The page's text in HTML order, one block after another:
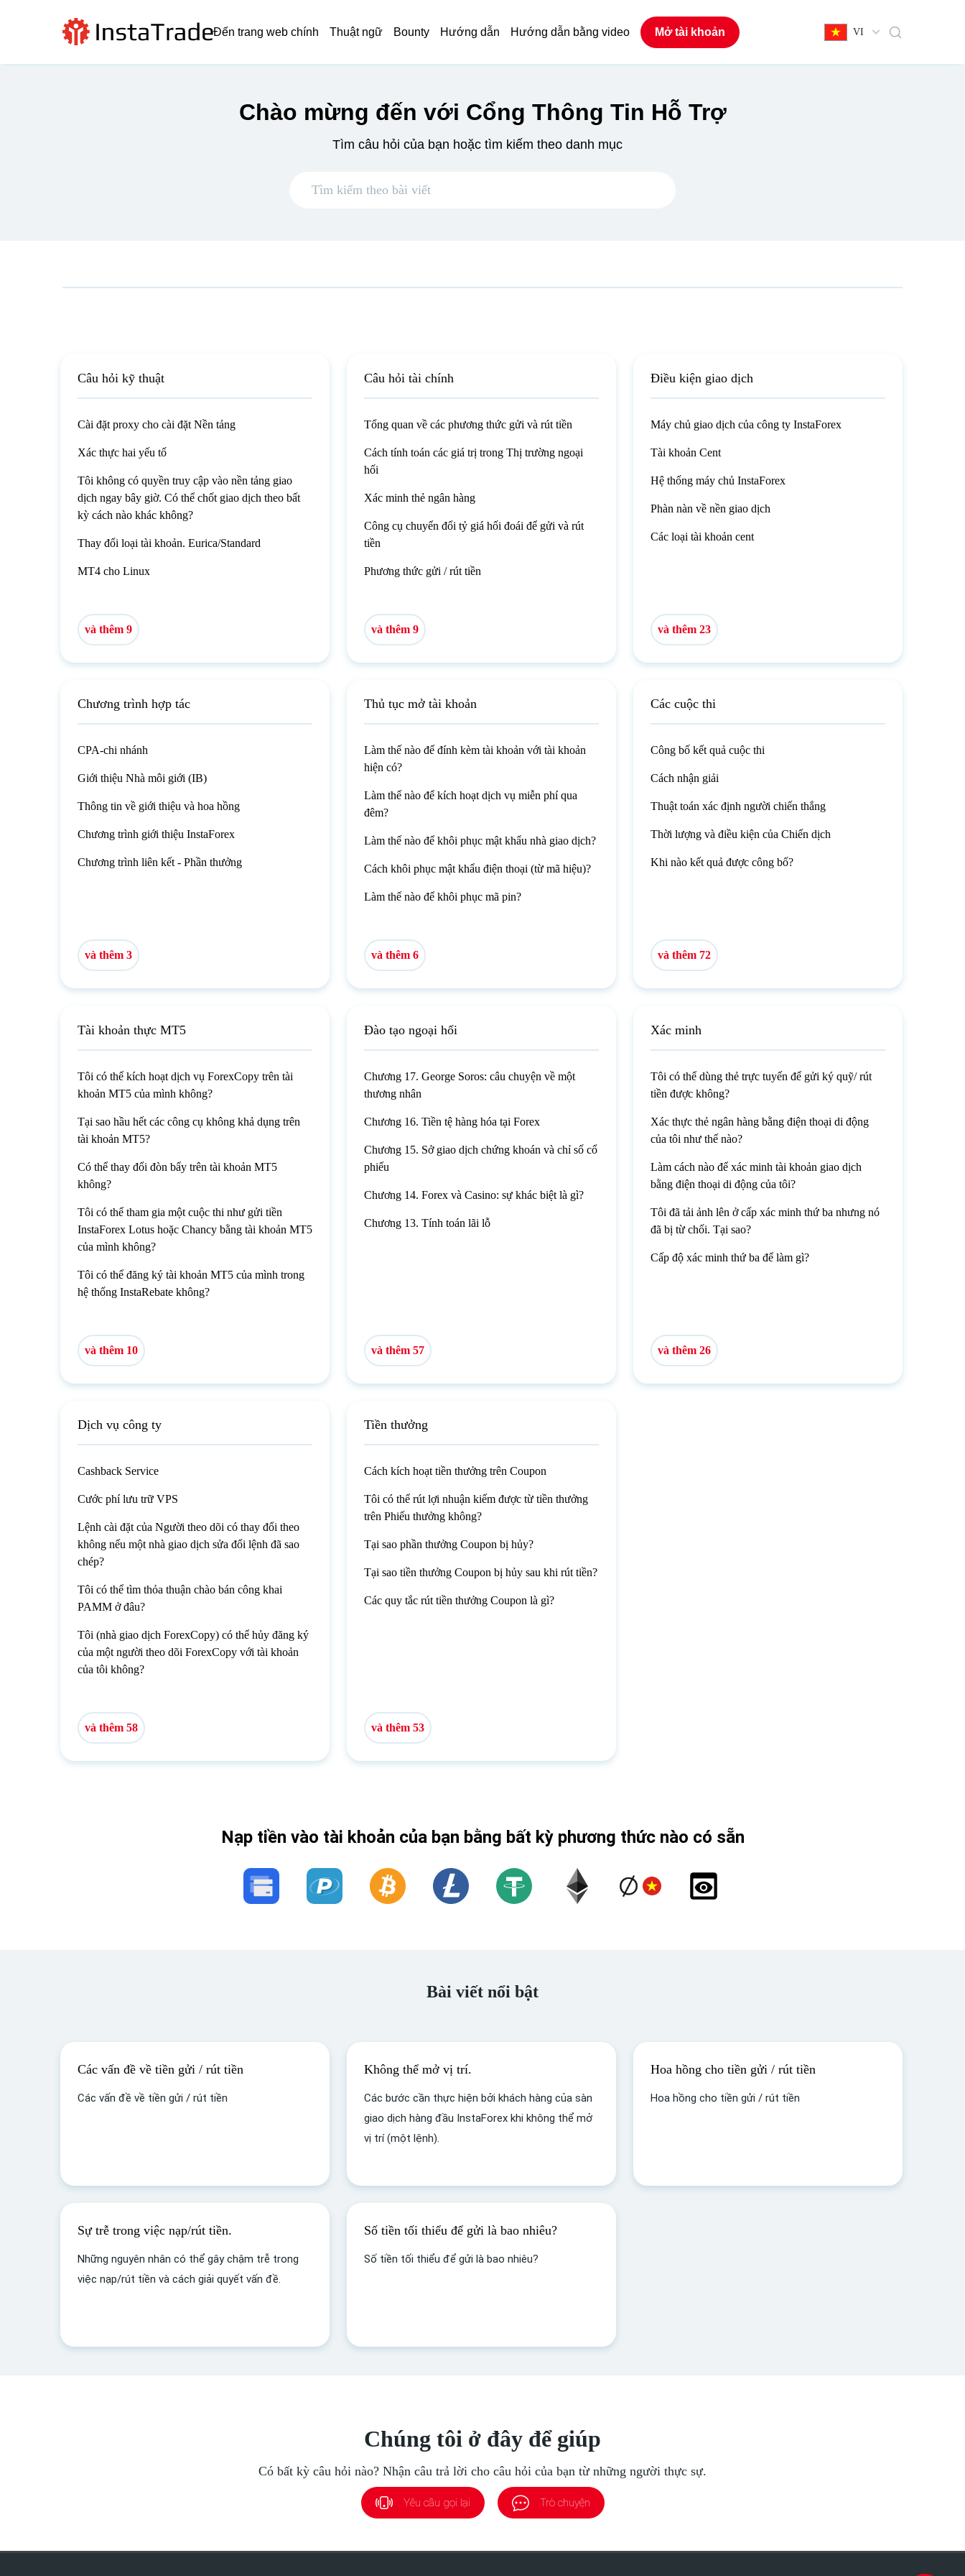
Đến trang web chính Thuật ngữ Bounty Hướng dẫn Hướng dẫn bằng video Mở tài khoản VI
Chào mừng đến với Cổng Thông Tin Hỗ Trợ
Tìm câu hỏi của bạn hoặc tìm kiếm theo danh mục
Câu hỏi kỹ thuật
Cài đặt proxy cho cài đặt Nền tảng
Xác thực hai yếu tố
Tôi không có quyền truy cập vào nền tảng giao
dịch ngay bây giờ. Có thể chốt giao dịch theo bất
kỳ cách nào khác không?
Thay đổi loại tài khoản. Eurica/Standard
MT4 cho Linux
và thêm 9
Câu hỏi tài chính
Tổng quan về các phương thức gửi và rút tiền
Cách tính toán các giá trị trong Thị trường ngoại
hối
Xác minh thẻ ngân hàng
Công cụ chuyển đổi tỷ giá hối đoái để gửi và rút
tiền
Phương thức gửi / rút tiền
và thêm 9
Điều kiện giao dịch
Máy chủ giao dịch của công ty InstaForex
Tài khoản Cent
Hệ thống máy chủ InstaForex
Phàn nàn về nền giao dịch
Các loại tài khoản cent
và thêm 23
Chương trình hợp tác
CPA-chi nhánh
Giới thiệu Nhà môi giới (IB)
Thông tin về giới thiệu và hoa hồng
Chương trình giới thiệu InstaForex
Chương trình liên kết - Phần thưởng
và thêm 3
Thủ tục mở tài khoản
Làm thế nào để đính kèm tài khoản với tài khoản
hiện có?
Làm thế nào để kích hoạt dịch vụ miễn phí qua
đêm?
Làm thế nào để khôi phục mật khẩu nhà giao dịch?
Cách khôi phục mật khẩu điện thoại (từ mã hiệu)?
Làm thế nào để khôi phục mã pin?
và thêm 6
Các cuộc thi
Công bố kết quả cuộc thi
Cách nhận giải
Thuật toán xác định người chiến thắng
Thời lượng và điều kiện của Chiến dịch
Khi nào kết quả được công bố?
và thêm 72
Tài khoản thực MT5
Tôi có thể kích hoạt dịch vụ ForexCopy trên tài
khoản MT5 của mình không?
Tại sao hầu hết các công cụ không khả dụng trên
tài khoản MT5?
Có thể thay đổi đòn bẩy trên tài khoản MT5
không?
Tôi có thể tham gia một cuộc thi như gửi tiền
InstaForex Lotus hoặc Chancy bằng tài khoản MT5
của mình không?
Tôi có thể đăng ký tài khoản MT5 của mình trong
hệ thống InstaRebate không?
và thêm 10
Đào tạo ngoại hối
Chương 17. George Soros: câu chuyện về một
thương nhân
Chương 16. Tiền tệ hàng hóa tại Forex
Chương 15. Sở giao dịch chứng khoán và chỉ số cổ
phiếu
Chương 14. Forex và Casino: sự khác biệt là gì?
Chương 13. Tính toán lãi lỗ
và thêm 57
Xác minh
Tôi có thể dùng thẻ trực tuyến để gửi ký quỹ/ rút
tiền được không?
Xác thực thẻ ngân hàng bằng điện thoại di động
của tôi như thế nào?
Làm cách nào để xác minh tài khoản giao dịch
bằng điện thoại di động của tôi?
Tôi đã tải ảnh lên ở cấp xác minh thứ ba nhưng nó
đã bị từ chối. Tại sao?
Cấp độ xác minh thứ ba để làm gì?
và thêm 26
Dịch vụ công ty
Cashback Service
Cước phí lưu trữ VPS
Lệnh cài đặt của Người theo dõi có thay đổi theo
không nếu một nhà giao dịch sửa đổi lệnh đã sao
chép?
Tôi có thể tìm thỏa thuận chào bán công khai
PAMM ở đâu?
Tôi (nhà giao dịch ForexCopy) có thể hủy đăng ký
của một người theo dõi ForexCopy với tài khoản
của tôi không?
và thêm 58
Tiền thưởng
Cách kích hoạt tiền thưởng trên Coupon
Tôi có thể rút lợi nhuận kiếm được từ tiền thưởng
trên Phiếu thưởng không?
Tại sao phần thưởng Coupon bị hủy?
Tại sao tiền thưởng Coupon bị hủy sau khi rút tiền?
Các quy tắc rút tiền thưởng Coupon là gì?
và thêm 53
Nạp tiền vào tài khoản của bạn bằng bất kỳ phương thức nào có sẵn
Bài viết nổi bật
Các vấn đề về tiền gửi / rút tiền
Các vấn đề về tiền gửi / rút tiền
Không thể mở vị trí.
Các bước cần thực hiện bởi khách hàng của sàn
giao dịch hàng đầu InstaForex khi không thể mở
vị trí (một lệnh).
Hoa hồng cho tiền gửi / rút tiền
Hoa hồng cho tiền gửi / rút tiền
Sự trễ trong việc nạp/rút tiền.
Những nguyên nhân có thể gây chậm trễ trong
việc nạp/rút tiền và cách giải quyết vấn đề.
Số tiền tối thiểu để gửi là bao nhiêu?
Số tiền tối thiểu để gửi là bao nhiêu?
Chúng tôi ở đây để giúp
Có bất kỳ câu hỏi nào? Nhận câu trả lời cho câu hỏi của bạn từ những người thực sự.
Yêu cầu gọi lại Trò chuyện